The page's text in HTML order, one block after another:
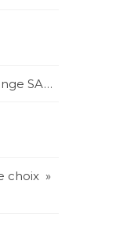
SA…
choix »